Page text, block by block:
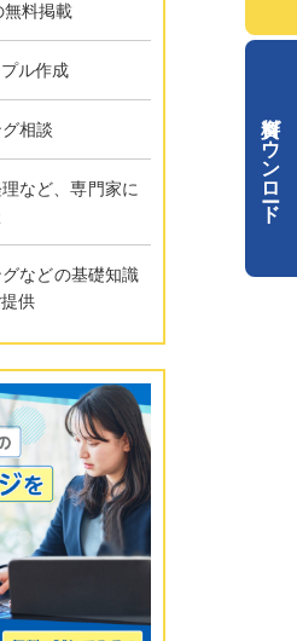
資料ダウンロード
無料掲載
ル作成
相談
など、専門家に
などの基礎知識
供